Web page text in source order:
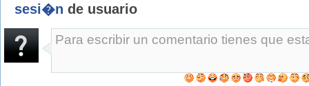
sesi�n de usuario